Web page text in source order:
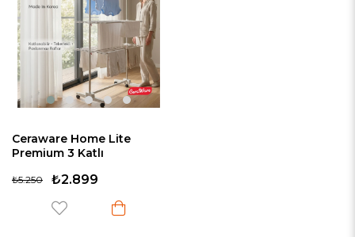
Ceraware Home Lite
Premium 3 Katlı
Tekerlekli Çamaşır
₺2.899
₺5.250